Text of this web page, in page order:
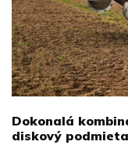
Dokonalá
diskový